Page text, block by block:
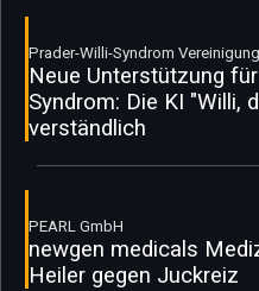
Prader-Willi-Syndrom
Neue Unterstützung
Syndrom: Die KI "Willi,
verständlich
PEARL GmbH
newgen medicals
Heiler gegen Juckreiz